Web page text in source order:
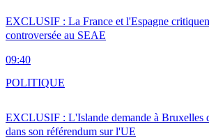
EXCLUSIF : La France et l'Espagne
controversée au SEAE
09:40
EXCLUSIF : L'Islande demande à Bruxelles
dans son référendum sur l'UE
POLITIQUE